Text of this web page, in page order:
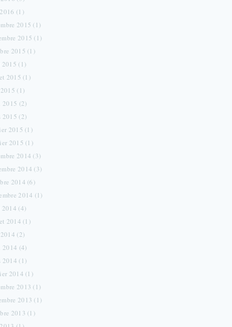
(1)
2015 (1)
2015 (1)
2015 (1)
2015 (1)
2015 (1)
(1)
2015 (2)
2015 (2)
2015 (1)
2015 (1)
2014 (3)
2014 (3)
2014 (6)
2014 (1)
2014 (4)
2014 (1)
(2)
2014 (4)
2014 (1)
2014 (1)
2013 (1)
2013 (1)
2013 (1)